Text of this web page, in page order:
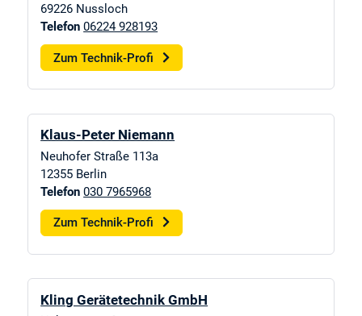
69226 Nussloch
Telefon 06224 928193
Zum Technik-Profi
Klaus-Peter Niemann
Neuhofer Straße 113a
12355 Berlin
Telefon 030 7965968
Zum Technik-Profi
Kling Gerätetechnik GmbH